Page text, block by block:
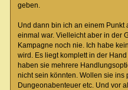
geben.
Und dann bin ich an einem Punkt
einmal war. Vielleicht aber in der
Kampagne noch nie. Ich habe
wird. Es liegt komplett in der
haben sie mehrere
nicht sein könnten. Wollen sie ins
Dungeonabenteuer etc. Und vor